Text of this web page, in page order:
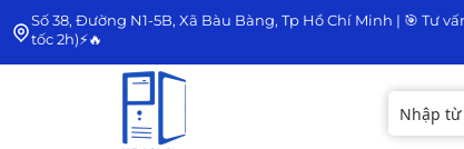
Số 38, Đường N1-5B, Xã Bàu Bàng, Tp Hồ Chí Minh | 🎯 Tư
tốc 2h)⚡🔥